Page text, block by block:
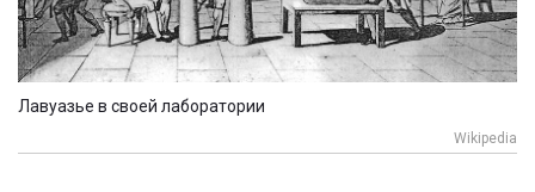
Лавуазье в своей лаборатории
Wikipedia